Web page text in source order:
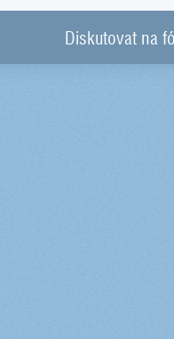
Diskutovat na